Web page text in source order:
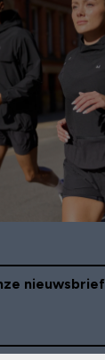
nieuwsbrief